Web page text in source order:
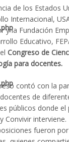
de los Estados
Internacional,
y la Fundación
Educativo,
Congreso de
para docentes.
contó con la
docentes de
públicos donde el
Convivir interviene.
fueron